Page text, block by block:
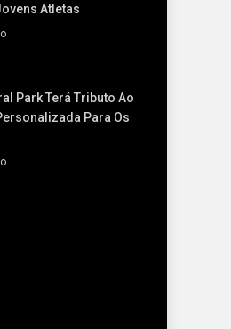
Atletas
Park Terá Tributo Ao
Para Os